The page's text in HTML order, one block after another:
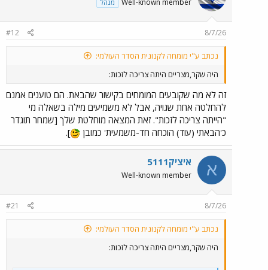
מנהל
8/7/26
#12
נכתב ע"י מומחה לקנונית הסדר העולמי:
היה שקר,מצריים היתה צריכה לזכות:
זה לא מה שקובעים המומחים בקישור שהבאת. הם טוענים אמנם
להחלטה אחת שגויה, אבל לא משמיעים מילה בשאלה מי
"הייתה צריכה לזכות". זאת המצאה מוחלטת שלך [שמחר תוגדר
כ'הבאתי (עוד) הוכחה חד-משמעית' כמובן
].
א איציק5111
Well-known member
8/7/26
#21
נכתב ע"י מומחה לקנונית הסדר העולמי:
היה שקר,מצריים היתה צריכה לזכות: